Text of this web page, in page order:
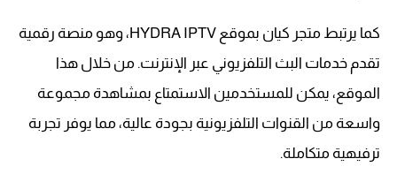
كما يرتبط متجر كيان بموقع HYDRA IPTV، وهو منصة رقمية
تقدم خدمات البث التلفزيوني عبر الإنترنت. من خلال هذا
الموقع، يمكن للمستخدمين الاستمتاع بمشاهدة مجموعة
واسعة من القنوات التلفزيونية بجودة عالية، مما يوفر تجربة
ترفيهية متكاملة.